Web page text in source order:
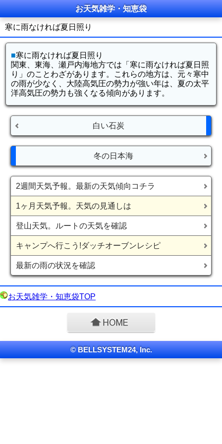
お天気雑学・知恵袋
寒に雨なければ夏日照り
■寒に雨なければ夏日照り
関東、東海、瀬戸内海地方では「寒に雨なければ夏日照
り」のことわざがあります。これらの地方は、元々寒中
の雨が少なく、大陸高気圧の勢力が強い年は、夏の太平
洋高気圧の勢力も強くなる傾向があります。
白い石炭
冬の日本海
2週間天気予報。最新の天気傾向コチラ
1ヶ月天気予報。天気の見通しは
登山天気。ルートの天気を確認
キャンプへ行こう!ダッチオーブンレシピ
最新の雨の状況を確認
お天気雑学・知恵袋TOP
© BELLSYSTEM24, Inc.